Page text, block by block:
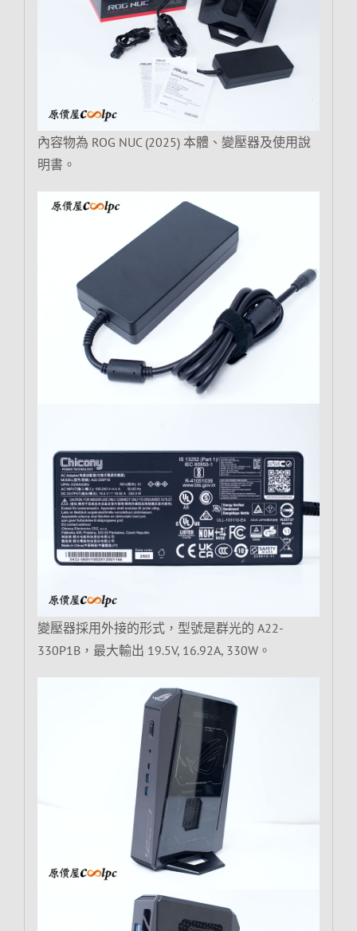
內容物為 ROG NUC (2025) 本體、變壓器及使用說
明書。
變壓器採用外接的形式，型號是群光的 A22-
330P1B，最大輸出 19.5V, 16.92A, 330W。